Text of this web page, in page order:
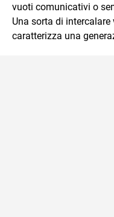
vuoti comunicativi o
Una sorta di intercalare
caratterizza una